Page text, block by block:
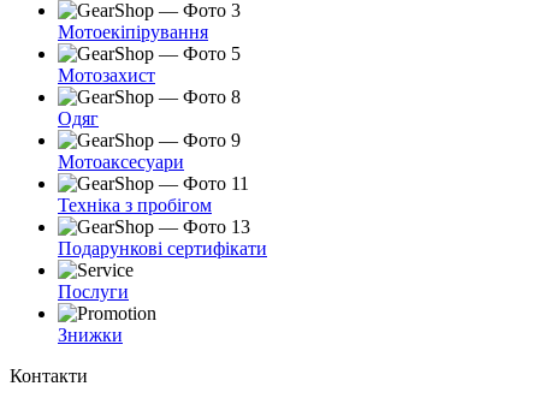
Мотоекіпірування
Мотозахист
Одяг
Мотоаксесуари
Техніка з пробігом
Подарункові сертифікати
Послуги
Знижки
Контакти